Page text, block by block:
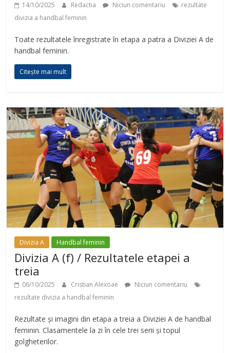
14/10/2025 Redactia Niciun comentariu
rezultate
divizia a handbal feminin
Toate rezultatele înregistrate în etapa a patra a Diviziei A de
handbal feminin.
Citește mai mult
Divizia A Handbal feminin
Divizia A (f) / Rezultatele etapei a
treia
06/10/2025 Cristian Alexoae
Niciun comentariu
rezultate divizia a handbal feminin
Rezultate și imagini din etapa a treia a Diviziei A de handbal
feminin. Clasamentele la zi în cele trei serii și topul
golgheterilor.